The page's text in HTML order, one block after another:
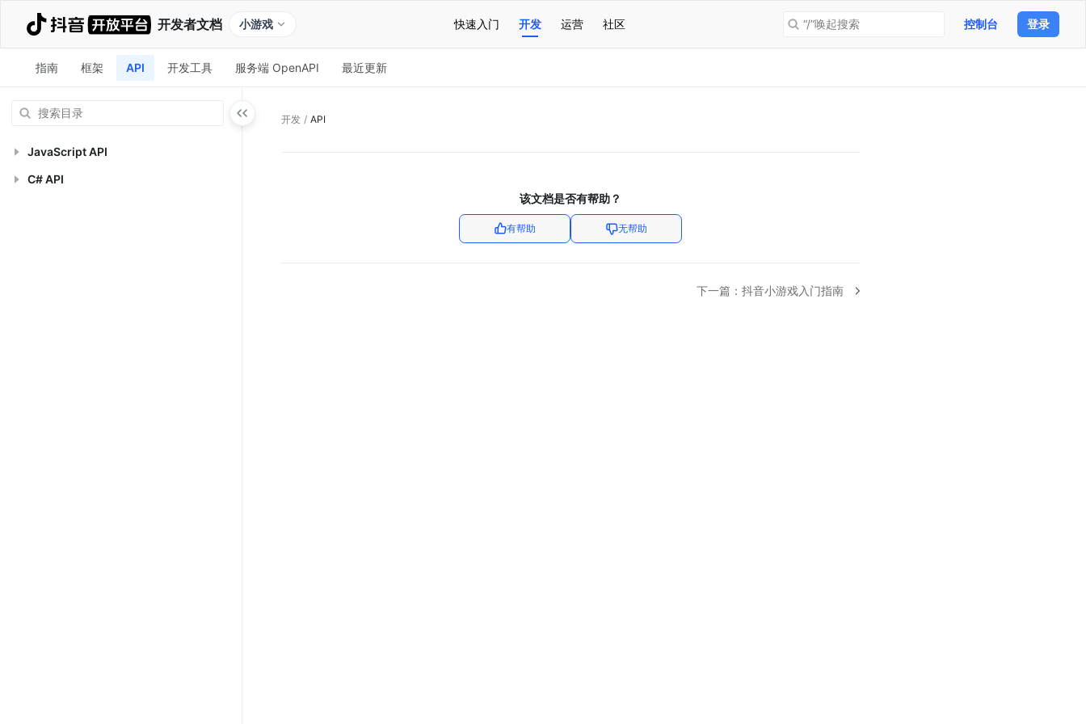
开发者文档 小游戏 快速入门 开发 运营 社区 “/”唤起搜索 控制台 登录
指南 框架 API 开发工具 服务端 OpenAPI 最近更新
JavaScript API
C# API
开发 / API
该文档是否有帮助？
有帮助 无帮助
下一篇： 抖音小游戏入门指南